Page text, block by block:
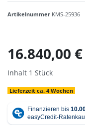
Artikelnummer KMS-25936
16.840,00 €
Inhalt 1 Stück
Lieferzeit ca. 4 Wochen